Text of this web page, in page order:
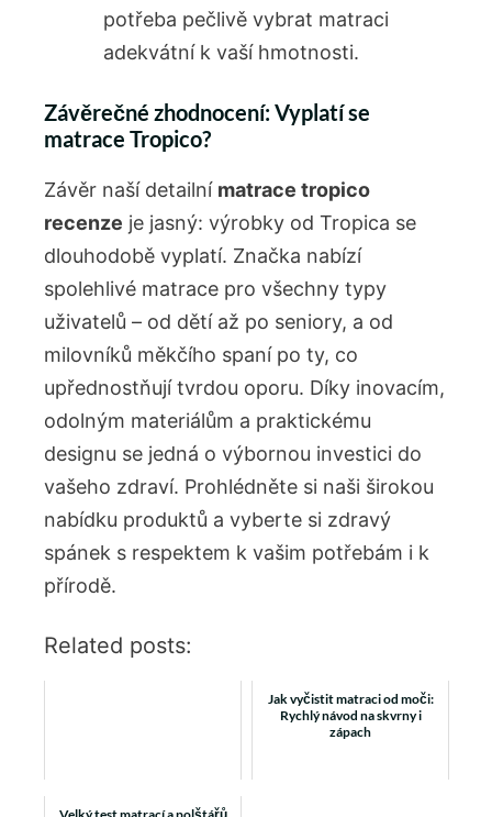
potřeba pečlivě vybrat matraci
adekvátní k vaší hmotnosti.
Závěrečné zhodnocení: Vyplatí se
matrace Tropico?
Závěr naší detailní matrace tropico
recenze je jasný: výrobky od Tropica se
dlouhodobě vyplatí. Značka nabízí
spolehlivé matrace pro všechny typy
uživatelů – od dětí až po seniory, a od
milovníků měkčího spaní po ty, co
upřednostňují tvrdou oporu. Díky inovacím,
odolným materiálům a praktickému
designu se jedná o výbornou investici do
vašeho zdraví. Prohlédněte si naši širokou
nabídku produktů a vyberte si zdravý
spánek s respektem k vašim potřebám i k
přírodě.
Related posts:
Jak vyčistit matraci od moči:
Rychlý návod na skvrny i
zápach